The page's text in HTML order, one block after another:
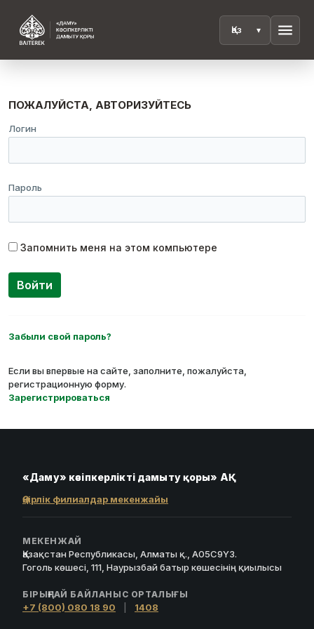
menu
ПОЖАЛУЙСТА, АВТОРИЗУЙТЕСЬ
Логин
Пароль
Запомнить меня на этом компьютере
Забыли свой пароль?
Если вы впервые на сайте, заполните, пожалуйста,
регистрационную форму.
Зарегистрироваться
«Даму» кәсіпкерлікті дамыту қоры» АҚ
Өңірлік филиалдар мекенжайы
МЕКЕНЖАЙ
Қазақстан Республикасы, Алматы қ., A05C9Y3.
Гоголь көшесі, 111, Наурызбай батыр көшесінің қиылысы
БІРЫҢҒАЙ БАЙЛАНЫС ОРТАЛЫҒЫ
+7 (800) 080 18 90 1408